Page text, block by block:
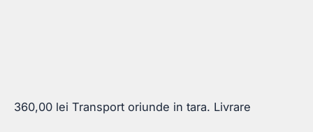
360,00 lei Transport oriunde in tara. Livrare